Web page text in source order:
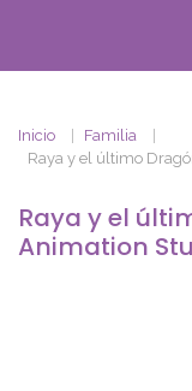
Inicio
Familia
Raya y el último
Raya y el
Animation